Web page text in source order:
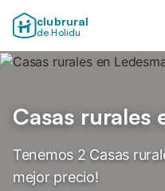
clubrural
de Holidu
Casas rurales
Tenemos 2 Casas
mejor precio!